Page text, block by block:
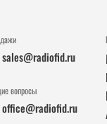
sales@radiofid.ru
вопросы
office@radiofid.ru